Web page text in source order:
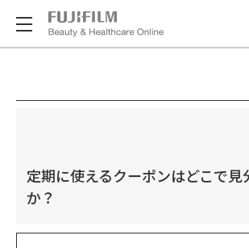
定期に使えるクーポンはどこで見
か？